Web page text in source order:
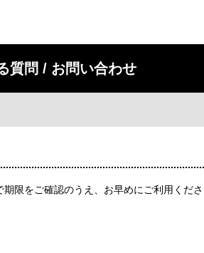
質問 / お問い合わせ
限をご確認のうえ、お早めにご利用くだ